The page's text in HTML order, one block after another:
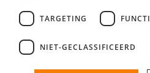
login
Bedrijf aanmelden
TARGETING
NIET-GECLASSIFICEERD